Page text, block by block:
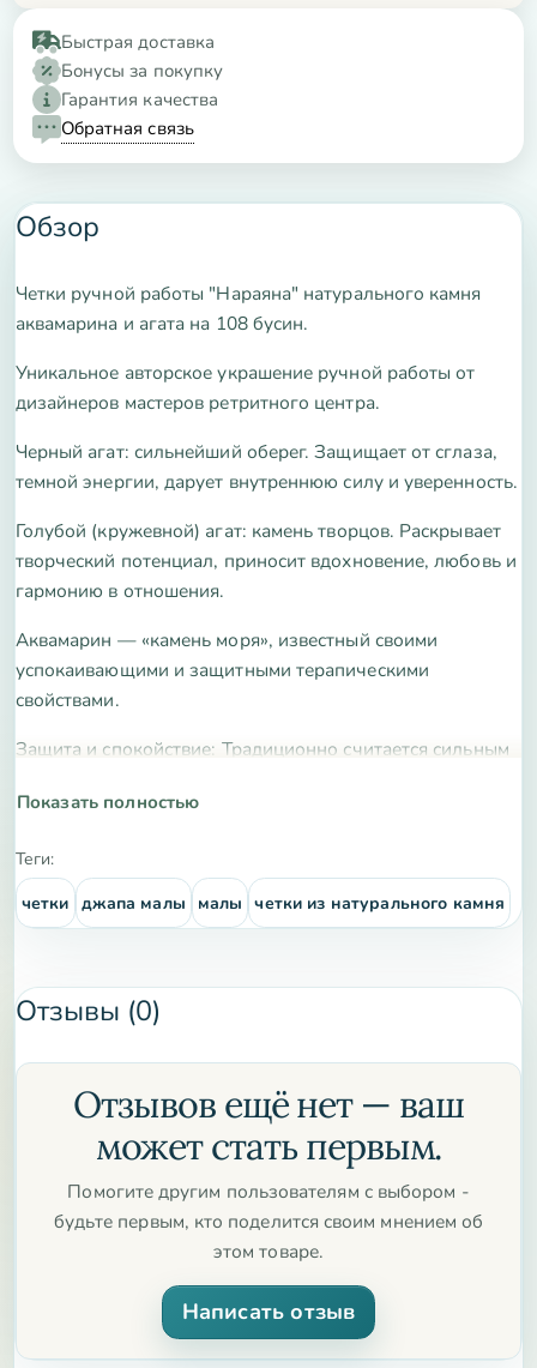
Быстрая доставка
Бонусы за покупку
Гарантия качества
Обратная связь
Обзор
Четки ручной работы "Нараяна" натурального камня
аквамарина и агата на 108 бусин.
Уникальное авторское украшение ручной работы от
дизайнеров мастеров ретритного центра.
Черный агат: сильнейший оберег. Защищает от сглаза,
темной энергии, дарует внутреннюю силу и уверенность.
Голубой (кружевной) агат: камень творцов. Раскрывает
творческий потенциал, приносит вдохновение, любовь и
гармонию в отношения.
Аквамарин — «камень моря», известный своими
успокаивающими и защитными терапическими
свойствами.
Защита и спокойствие: Традиционно считается сильным
снимает стресс и помогает принимать взвешенные
Показать полностью
Теги:
четки джапа малы малы четки из натурального камня
Отзывы (0)
Отзывов ещё нет — ваш
может стать первым.
Помогите другим пользователям с выбором -
будьте первым, кто поделится своим мнением об
этом товаре.
Написать отзыв